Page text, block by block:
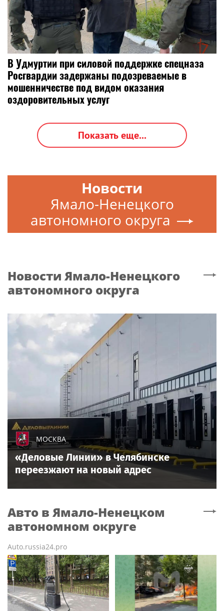
В Удмуртии при силовой поддержке спецназа
Росгвардии задержаны подозреваемые в
мошенничестве под видом оказания
оздоровительных услуг
Показать еще...
Новости
Ямало-Ненецкого
автономного округа
Новости Ямало-Ненецкого
автономного округа
МОСКВА
«Деловые Линии» в Челябинске
переезжают на новый адрес
Авто в Ямало-Ненецком
автономном округе
Auto.russia24.pro